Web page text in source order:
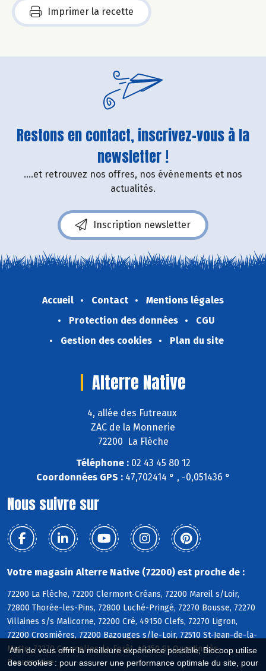
Afin de vous offrir la meilleure expérience possible, Biocoop utilise
des cookies : pour assurer une performance optimale du site, pour
Imprimer la recette
Restons en contact, inscrivez-vous à la
newsletter !
....et retrouvez nos offres, nos événements et nos
actualités.
Inscription newsletter
Accueil Contact
Mentions légales
Protection des données
CGU
Gestion des cookies
Plan du site
Alterre Native
4, allée des Futreaux
ZAC de la Monnerie
72200 La Flèche
Téléphone :02 43 45 80 12
Coordonnées GPS :47,702414 ° , -0,051436 °
Nous suivre sur
Votre magasin Alterre Native (72200) est proche de :
72200 La Flèche, 72200 Clermont-Créans, 72200 Mareil s/Loir,
72800 Thorée-les-Pins, 72800 Luché-Pringé, 72270 Bousse, 72270
Villaines s/s Malicorne, 72200 Cré, 49150 Clefs, 72270 Ligron,
72200 Crosmières, 72200 Bazouges s/le-Loir, 72510 St-Jean-de-la-
Motte, 72270 Courcelles-la-Forêt, 49150 St-Quentin-lès-
Beaurepaire